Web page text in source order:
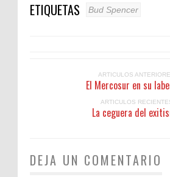
ETIQUETAS Bud Spencer
ARTICULOS
El Mercosur en su
ARTICULOS
La ceguera del
DEJA UN COMENTARIO